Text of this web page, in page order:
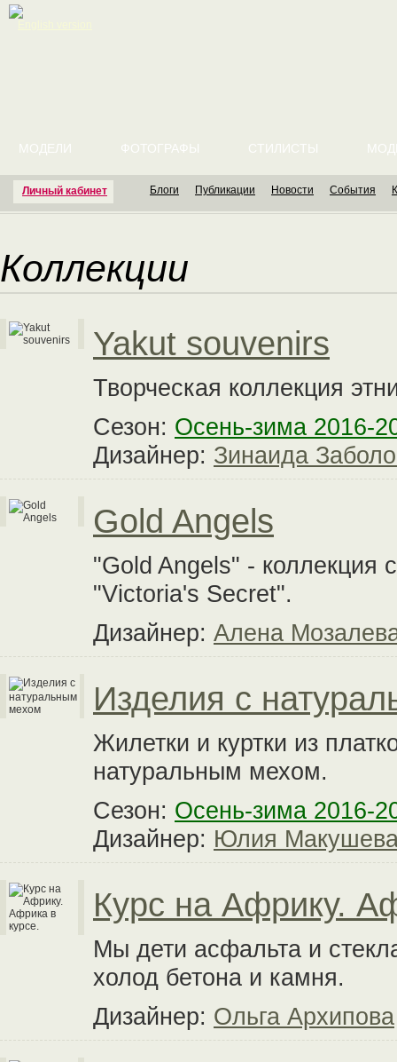
Личный кабинет
МОДЕЛИ ФОТОГРАФЫ СТИЛИСТЫ
Блоги Публикации Новости События
Коллекции
Yakut souvenirs
Творческая коллекция
Сезон: Осень-зима 2016-
Дизайнер: Зинаида
Gold Angels
"Gold Angels" - коллекция
"Victoria's Secret".
Дизайнер: Алена
Изделия с
Жилетки и куртки из
натуральным мехом.
Сезон: Осень-зима 2016-
Дизайнер: Юлия
Курс на Африку.
Мы дети асфальта и
холод бетона и камня.
Дизайнер: Ольга Архипова